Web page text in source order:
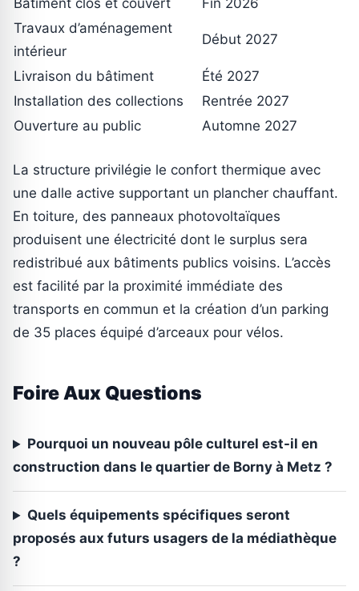
Travaux d’aménagement
intérieur
Début 2027
Livraison du bâtiment
Été 2027
Installation des collections
Rentrée 2027
Ouverture au public
Automne 2027
La structure privilégie le confort thermique avec
une dalle active supportant un plancher chauffant.
En toiture, des panneaux photovoltaïques
produisent une électricité dont le surplus sera
redistribué aux bâtiments publics voisins. L’accès
est facilité par la proximité immédiate des
transports en commun et la création d’un parking
de 35 places équipé d’arceaux pour vélos.
Foire Aux Questions
Pourquoi un nouveau pôle culturel est-il en
construction dans le quartier de Borny à Metz ?
Quels équipements spécifiques seront
proposés aux futurs usagers de la médiathèque
?